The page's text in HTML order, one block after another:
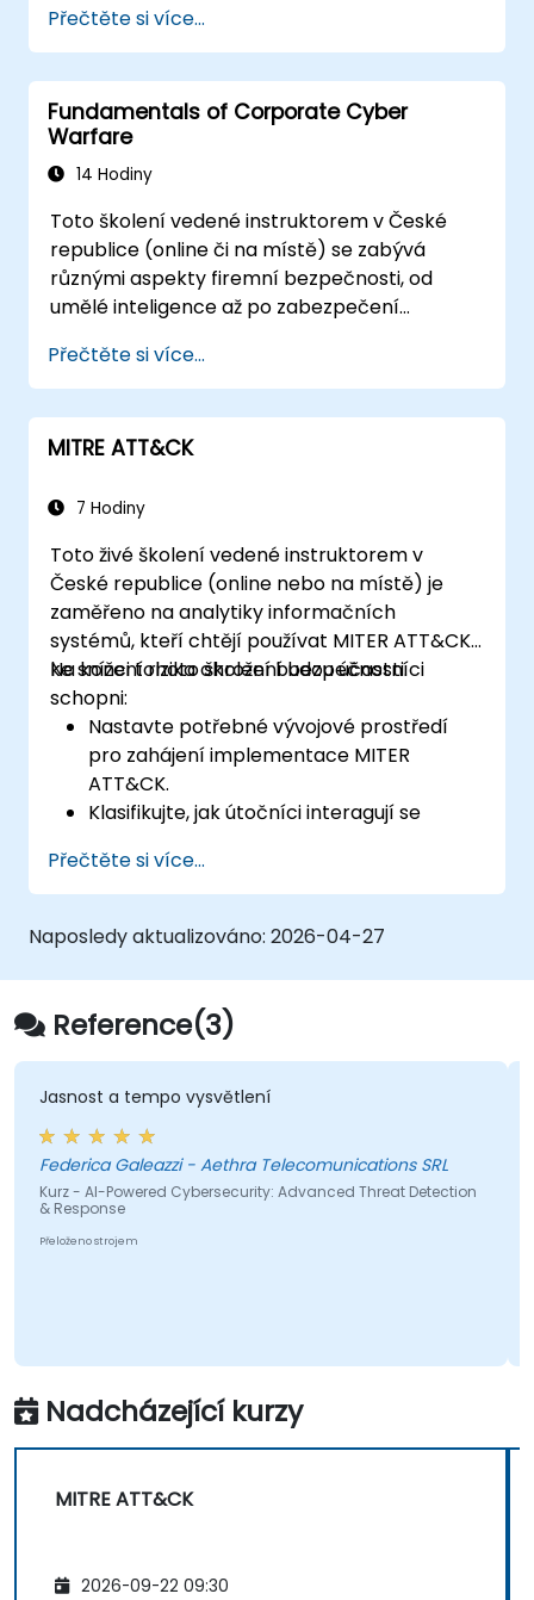
opatření.
Přečtěte si více...
Fundamentals of Corporate Cyber
Warfare
14 Hodiny
Toto školení vedené instruktorem v České
republice (online či na místě) se zabývá
různými aspekty firemní bezpečnosti, od
umělé inteligence až po zabezpečení
postupy a myšlenkové přístupy potřebné k
ochraně před útoky.
Přečtěte si více...
MITRE ATT&CK
7 Hodiny
Toto živé školení vedené instruktorem v
České republice (online nebo na místě) je
zaměřeno na analytiky informačních
systémů, kteří chtějí používat MITER ATT&CK
ke snížení rizika ohrožení bezpečnosti.
Na konci tohoto školení budou účastníci
schopni:
Nastavte potřebné vývojové prostředí
pro zahájení implementace MITER
ATT&CK.
Klasifikujte, jak útočníci interagují se
Dokumentujte chování protivníka v
systémech.
Sledujte útoky, dešifrujte vzory a hodnoťte
již existující obranné nástroje.
Přečtěte si více...
Naposledy aktualizováno: 2026-04-27
Reference(3)
a tempo vysvětlení
Galeazzi - Aethra Telecomunications SRL
Powered Cybersecurity: Advanced Threat Detection
strojem
Nadcházející kurzy
MITRE ATT&CK
2026-09-22 09:30